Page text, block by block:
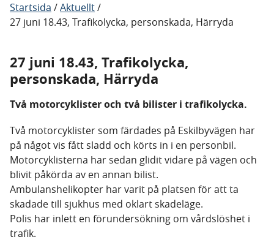
Startsida /Aktuellt/
27 juni 18.43, Trafikolycka, personskada, Härryda
27 juni 18.43, Trafikolycka,
personskada, Härryda
Två motorcyklister och två bilister i trafikolycka.
Två motorcyklister som färdades på Eskilbyvägen har
på något vis fått sladd och körts in i en personbil.
Motorcyklisterna har sedan glidit vidare på vägen och
blivit påkörda av en annan bilist.
Ambulanshelikopter har varit på platsen för att ta
skadade till sjukhus med oklart skadeläge.
Polis har inlett en förundersökning om vårdslöshet i
trafik.